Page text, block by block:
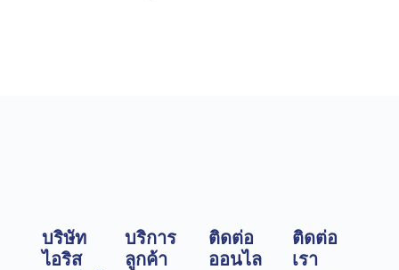
บริษัท
ไอริส
บริการ
ลูกค้า
ติดต่อ
ออนไล
ติดต่อ
เรา